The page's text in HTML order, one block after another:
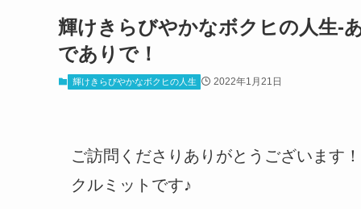
輝けきらびやかなボクヒの人生-
でありで！
輝けきらびやかなボクヒの人生 2022年1月21日
ご訪問くださりありがとうございます！
クルミットです♪